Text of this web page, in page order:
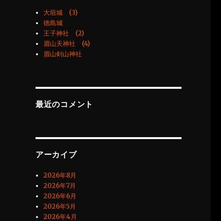
大垣城 (3)
徳島城
王子神社 (2)
眉山天神社 (4)
眉山剣山神社
最近のコメント
アーカイブ
2026年8月
2026年7月
2026年6月
2026年5月
2026年4月